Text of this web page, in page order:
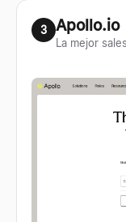
3 Apollo.io
La mejor